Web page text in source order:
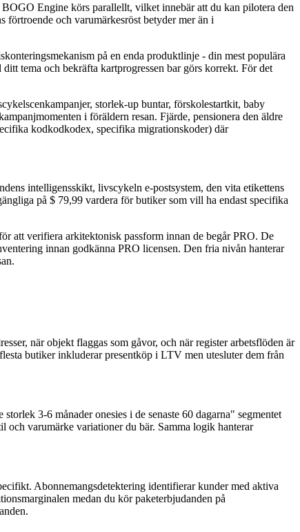
Engine körs parallellt, vilket innebär att du kan pilotera den
och varumärkesröst betyder mer än i
på en enda produktlinje - din mest populära
tema och bekräfta kartprogressen bar görs korrekt. För det
storlek-up buntar, förskolestartkit, baby
i föräldern resan. Fjärde, pensionera den äldre
kodkodkodex, specifika migrationskoder) där
intelligensskikt, livscykeln e-postsystem, den vita etikettens
på $ 79,99 vardera för butiker som vill ha endast specifika
att verifiera arkitektonisk passform innan de begår PRO. De
innan godkänna PRO licensen. Den fria nivån hanterar
när objekt flaggas som gåvor, och när register arbetsflöden är
butiker inkluderar presentköp i LTV men utesluter dem från
3-6 månader onesies i de senaste 60 dagarna" segmentet
och varumärke variationer du bär. Samma logik hanterar
Abonnemangsdetektering identifierar kunder med aktiva
medan du kör paketerbjudanden på